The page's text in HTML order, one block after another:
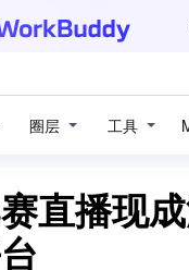
圈层 工具
直播现